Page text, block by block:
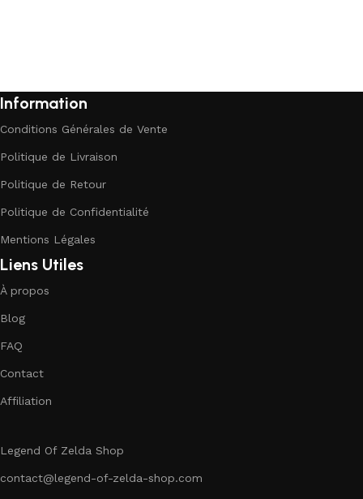
Information
Conditions Générales de Vente
Politique de Livraison
Politique de Retour
Politique de Confidentialité
Mentions Légales
Liens Utiles
À propos
Blog
FAQ
Contact
Affiliation
Legend Of Zelda Shop
contact@legend-of-zelda-shop.com